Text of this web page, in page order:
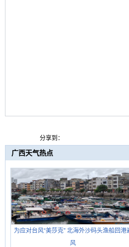
分享到：
广西天气热点
为应对台风“美莎克” 北海外沙码头渔船回港
风